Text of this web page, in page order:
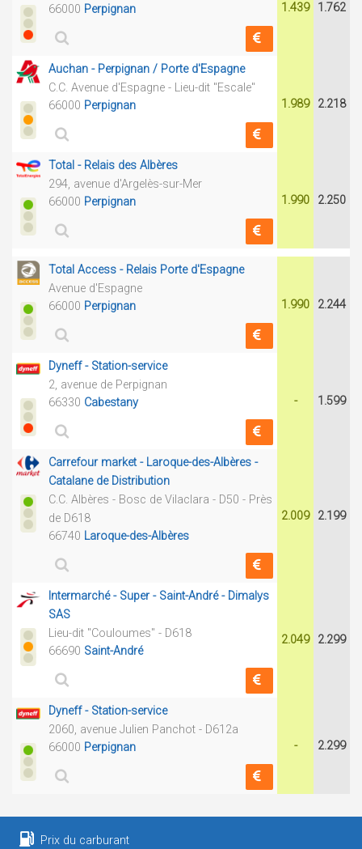
66000 Perpignan 1.439 1.762
Auchan - Perpignan / Porte d'Espagne
C.C. Avenue d'Espagne - Lieu-dit "Escale"
66000 Perpignan 1.989 2.218
Total - Relais des Albères
294, avenue d'Argelès-sur-Mer
66000 Perpignan 1.990 2.250
Total Access - Relais Porte d'Espagne
Avenue d'Espagne
66000 Perpignan 1.990 2.244
Dyneff - Station-service
2, avenue de Perpignan
66330 Cabestany - 1.599
Carrefour market - Laroque-des-Albères -
Catalane de Distribution
C.C. Albères - Bosc de Vilaclara - D50 - Près
de D618
66740 Laroque-des-Albères
2.009 2.199
Intermarché - Super - Saint-André - Dimalys
SAS
Lieu-dit "Couloumes" - D618
66690 Saint-André
2.049 2.299
Dyneff - Station-service
2060, avenue Julien Panchot - D612a
66000 Perpignan - 2.299
Prix du carburant